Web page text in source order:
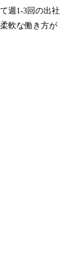
週1-3回の出社
軟な働き方が